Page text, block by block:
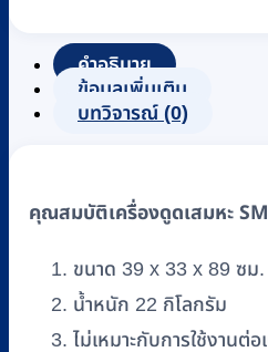
รุ่น
YX-
980D
คำอธิบาย
ข้อมูลเพิ่มเติม
บทวิจารณ์ (0)
คุณสมบัติเครื่องดูดเสมหะ
ขนาด 39 x 33 x 89 ซม
น้ำหนัก 22 กิโลกรัม
ไม่เหมาะกับการใช้งานต่